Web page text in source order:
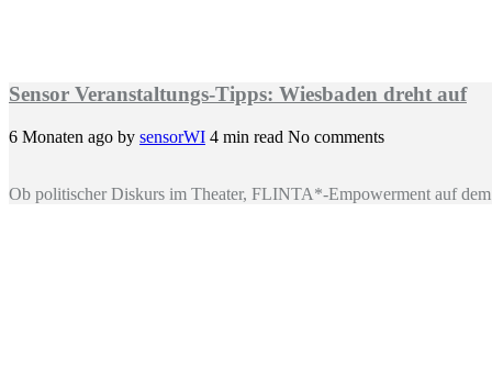
Sensor Veranstaltungs-Tipps: Wiesbaden dreht auf
6 Monaten ago by sensorWI 4 min read No comments
Ob politischer Diskurs im Theater, FLINTA*-Empowerment auf